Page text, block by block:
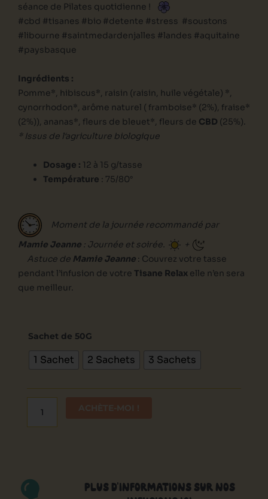
séance de Pilates quotidienne !
#cbd #tisanes #bio #detente #stress #soustons
#libourne #saintmedardenjalles #landes #aquitaine
#paysbasque
Ingrédients :
Pomme*, hibiscus*, raisin (raisin, huile végétale) *,
cynorrhodon*, arôme naturel ( framboise* (2%), fraise*
(2%)), ananas*, fleurs de bleuet*, fleurs de CBD (25%).
* Issus de l‘agriculture biologique
Dosage : 12 à 15 g/tasse
Température : 75/80°
Moment de la journée recommandé par
Mamie Jeanne : Journée et soirée.
+
Astuce de Mamie Jeanne : Couvrez votre tasse
pendant l’infusion de votre Tisane Relax elle n’en sera
que meilleur.
Sachet de 50G
1 Sachet 2 Sachets 3 Sachets
de
PLUS D'INFORMATIONS SUR NOS